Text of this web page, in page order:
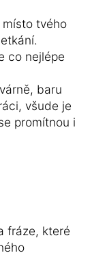
místo tvého
co nejlépe
baru
všude je
promítnou i
fráze, které